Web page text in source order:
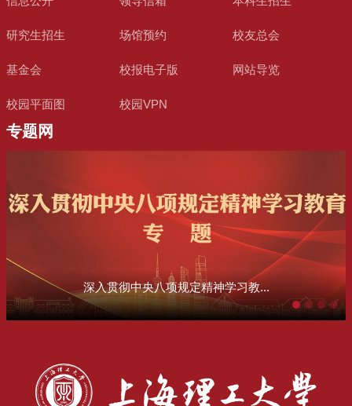
研究生招生 场馆预约 校友总会
基金会 校报电子版 网站导览
校园平面图 校园VPN
专题网
深入贯彻中央八项规定精神学习教...